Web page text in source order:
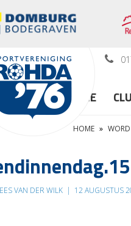
HOME
HOME »
VAN DER WILK | 12 AUGUSTUS